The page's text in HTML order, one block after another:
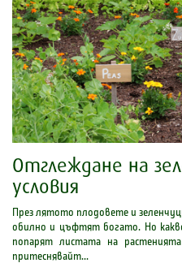
Отглеждане на
условия
През лятото плодовете и
обилно и цъфтят богато. Но
попарят листата на
притеснявайт...